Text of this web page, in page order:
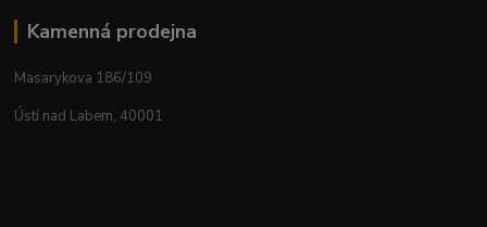
Kamenná prodejna
Masarykova 186/109
Ústí nad Labem, 40001